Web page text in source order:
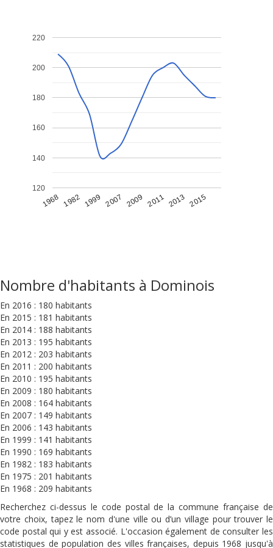
1968 1982 1999 2007 2009 2011 2013 2015
120
140
160
180
200
220
Nombre d'habitants à Dominois
En 2016 : 180 habitants
En 2015 : 181 habitants
En 2014 : 188 habitants
En 2013 : 195 habitants
En 2012 : 203 habitants
En 2011 : 200 habitants
En 2010 : 195 habitants
En 2009 : 180 habitants
En 2008 : 164 habitants
En 2007 : 149 habitants
En 2006 : 143 habitants
En 1999 : 141 habitants
En 1990 : 169 habitants
En 1982 : 183 habitants
En 1975 : 201 habitants
En 1968 : 209 habitants
Recherchez ci-dessus le code postal de la commune française de
votre choix, tapez le nom d'une ville ou d’un village pour trouver le
code postal qui y est associé. L'occasion également de consulter les
statistiques de population des villes françaises, depuis 1968 jusqu'à